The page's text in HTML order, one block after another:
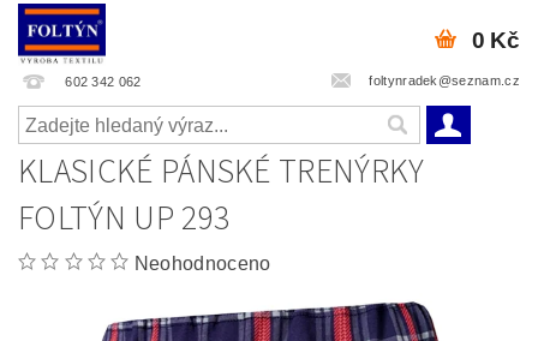
602 342 062 foltynradek@seznam.cz
0 Kč
KLASICKÉ PÁNSKÉ TRENÝRKY
FOLTÝN UP 293
Neohodnoceno